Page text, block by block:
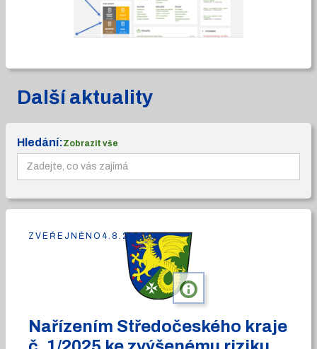
Další aktuality
Hledání:Zobrazit vše
info
Nařízením Středočeského kraje
ZVEŘEJNĚNO 4.8.2026